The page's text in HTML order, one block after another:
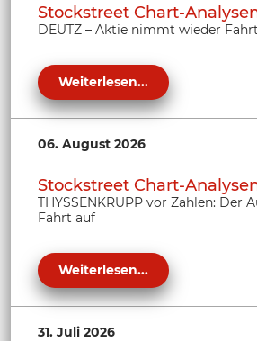
Stockstreet Chart-
DEUTZ – Aktie nimmt wieder
Weiterlesen...
06. August 2026
Stockstreet Chart-
THYSSENKRUPP vor Zahlen: Der
Fahrt auf
Weiterlesen...
31. Juli 2026